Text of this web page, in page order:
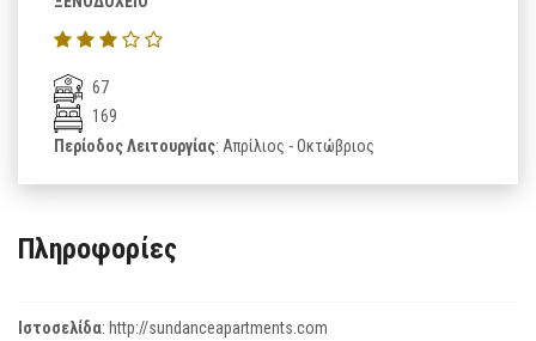
67
169
Περίοδος Λειτουργίας: Απρίλιος - Οκτώβριος
Πληροφορίες
Ιστοσελίδα: http://sundanceapartments.com